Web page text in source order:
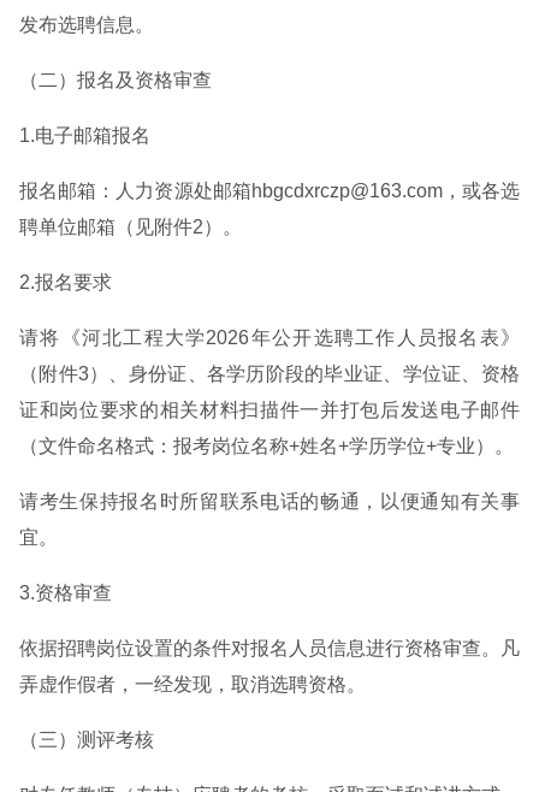
发布选聘信息。
（二）报名及资格审查
1.电子邮箱报名
报名邮箱：人力资源处邮箱hbgcdxrczp@163.com，或各选
聘单位邮箱（见附件2）。
2.报名要求
请将《河北工程大学2026年公开选聘工作人员报名表》
（附件3）、身份证、各学历阶段的毕业证、学位证、资格
证和岗位要求的相关材料扫描件一并打包后发送电子邮件
（文件命名格式：报考岗位名称+姓名+学历学位+专业）。
请考生保持报名时所留联系电话的畅通，以便通知有关事
宜。
3.资格审查
依据招聘岗位设置的条件对报名人员信息进行资格审查。凡
弄虚作假者，一经发现，取消选聘资格。
（三）测评考核